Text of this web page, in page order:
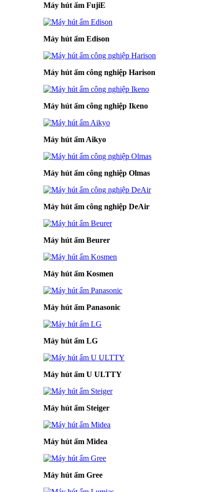
Máy hút ẩm FujiE
Máy hút ẩm Edison
Máy hút ẩm công nghiệp Harison
Máy hút ẩm công nghiệp Ikeno
Máy hút ẩm Aikyo
Máy hút ẩm công nghiệp Olmas
Máy hút ẩm công nghiệp DeAir
Máy hút ẩm Beurer
Máy hút ẩm Kosmen
Máy hút ẩm Panasonic
Máy hút ẩm LG
Máy hút ẩm U ULTTY
Máy hút ẩm Steiger
Máy hút ẩm Midea
Máy hút ẩm Gree